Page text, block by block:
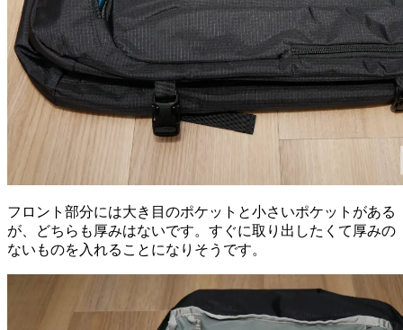
フロント部分には大き目のポケットと小さいポケットがある
が、どちらも厚みはないです。すぐに取り出したくて厚みの
ないものを入れることになりそうです。